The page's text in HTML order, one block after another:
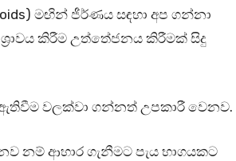
මඟින් ජීර්ණය සඳහා අප ගන්නා
ශ්‍රාවය කිරීම උත්තේජනය කිරීමක් සිදු
ඇතිවීම වලක්වා ගන්නත් උපකාරී වෙනව.
නම් ආහාර ගැනීමට පැය භාගයකට